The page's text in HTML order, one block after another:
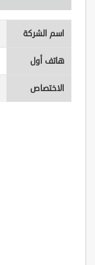
اسم الشركة
هاتف أول
الاختصاص